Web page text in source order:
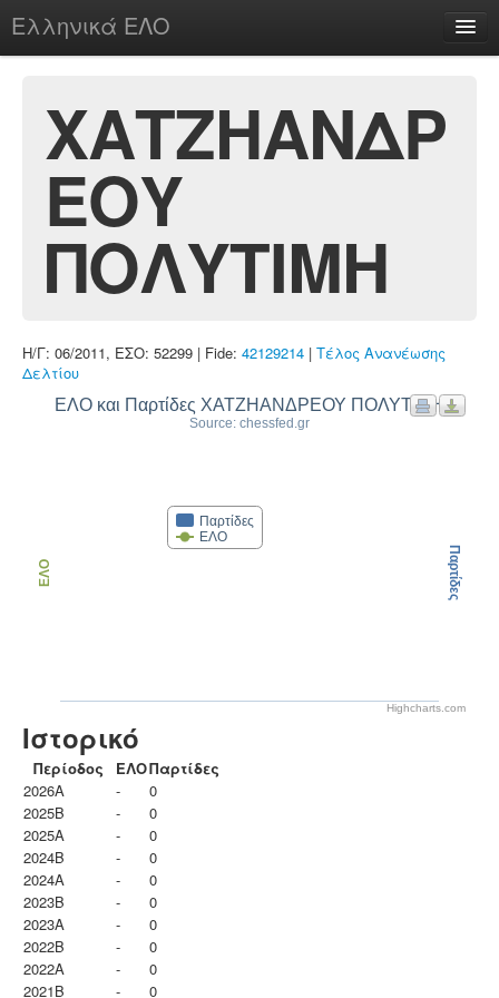
Ελληνικά ΕΛΟ
chesstu.be @ discord
Login
ΧΑΤΖΗΑΝΔΡ
ΕΟΥ
ΠΟΛΥΤΙΜΗ
Η/Γ: 06/2011, ΕΣΟ: 52299 | Fide: 42129214 | Τέλος Ανανέωσης
Δελτίου
ΕΛΟ και Παρτίδες ΧΑΤΖΗΑΝΔΡΕΟΥ ΠΟΛΥΤΙΜΗ
Source: chessfed.gr
Παρτίδες
ΕΛΟ
ΕΛΟ Παρτίδες
Highcharts.com
Ιστορικό
Περίοδος ΕΛΟΠαρτίδες
2026A
-
0
2025B
-
0
2025A
-
0
2024B
-
0
2024A
-
0
2023B
-
0
2023Α
-
0
2022B
-
0
2022A
-
0
2021B
- 0